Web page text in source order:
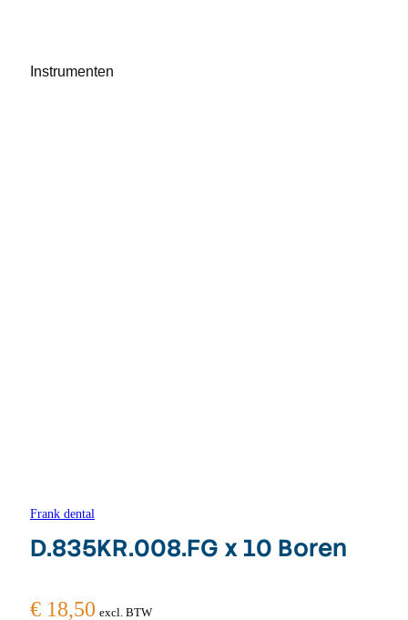
Instrumenten
Frank dental
D.835KR.008.FG x 10 Boren
€ 18,50 excl. BTW